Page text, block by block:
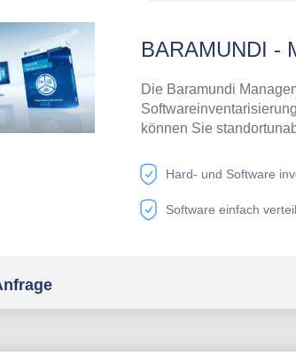
BARAMUNDI -
Die Baramundi
können Sie
automatisierte
visualisierten
Management Suite
für die Module, die für
Hard- und Software
Software einfach